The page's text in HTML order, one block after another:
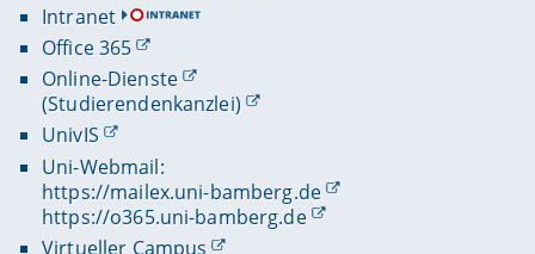
Intranet
Office 365
Online-Dienste
(Studierendenkanzlei)
UnivIS
Uni-Webmail:
https://mailex.uni-bamberg.de
https://o365.uni-bamberg.de
Virtueller Campus